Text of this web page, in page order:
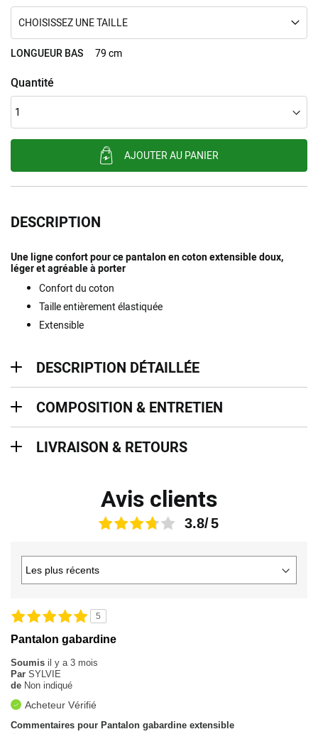
CHOISISSEZ UNE TAILLE
LONGUEUR BAS 79 cm
Quantité
AJOUTER AU PANIER
DESCRIPTION
Une ligne confort pour ce pantalon en coton extensible doux,
léger et agréable à porter
Confort du coton
Taille entièrement élastiquée
Extensible
DESCRIPTION DÉTAILLÉE
COMPOSITION & ENTRETIEN
LIVRAISON & RETOURS
Avis clients
3.8
5
Pantalon gabardine
Soumis il y a 3 mois
Par SYLVIE
de Non indiqué
Acheteur Vérifié
Commentaires pour Pantalon gabardine extensible